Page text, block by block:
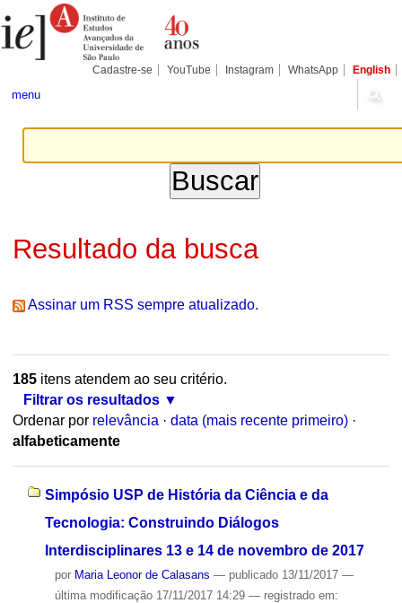
para
conteúdo.
Pessoais
Cadastre-se YouTube Instagram WhatsApp English
menu
Resultado da busca
Assinar um RSS sempre atualizado.
185itens atendem ao seu critério.
Filtrar os resultados
Ordenar por relevância · data (mais recente primeiro) ·
alfabeticamente
Simpósio USP de História da Ciência e da
Tecnologia: Construindo Diálogos
Interdisciplinares 13 e 14 de novembro de 2017
por Maria Leonor de Calasans — publicado13/11/2017 —
última modificação17/11/2017 14:29 — registrado em: